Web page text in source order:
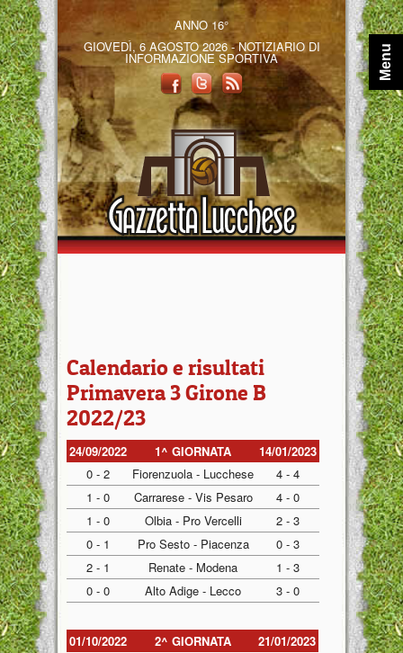
ANNO 16°
GIOVEDÌ, 6 AGOSTO 2026 - NOTIZIARIO DI
INFORMAZIONE SPORTIVA
Calendario e risultati
Primavera 3 Girone B
2022/23
24/09/2022 1^ GIORNATA
14/01/2023
0 - 2
Fiorenzuola - Lucchese
4 - 4
1 - 0
Carrarese - Vis Pesaro
4 - 0
1 - 0
Olbia - Pro Vercelli
2 - 3
0 - 1
Pro Sesto - Piacenza
0 - 3
2 - 1
Renate - Modena
1 - 3
0 - 0
Alto Adige - Lecco 3 - 0
01/10/2022 2^ GIORNATA
21/01/2023
Menu